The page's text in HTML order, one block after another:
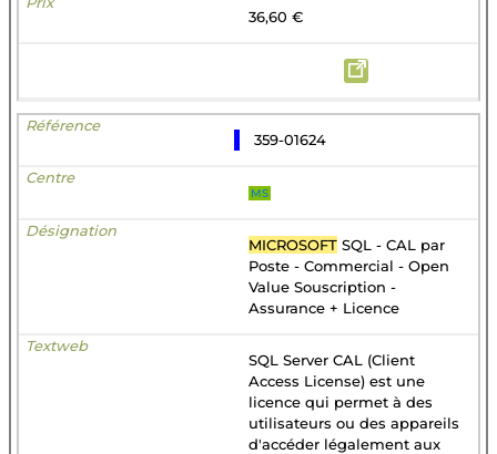
36,60 €
359-01624
MS
MICROSOFT SQL - CAL par
Poste - Commercial - Open
Value Souscription -
Assurance + Licence
SQL Server CAL (Client
Access License) est une
licence qui permet à des
utilisateurs ou des appareils
d'accéder légalement aux